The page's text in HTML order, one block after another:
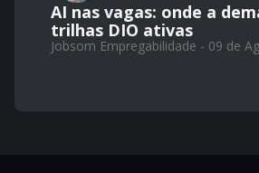
AI nas vagas: onde a
trilhas DIO ativas
Jobsom Empregabilidade - 09 de